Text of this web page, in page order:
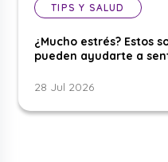
TIPS Y SALUD
¿Mucho estrés? Estos
pueden ayudarte a
28 Jul 2026